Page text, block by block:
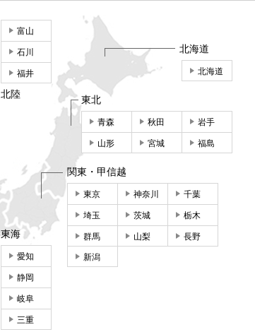
北海道
北海道
東北
青森 秋田 岩手
山形 宮城 福島
関東・甲信越
東京 神奈川 千葉
埼玉 茨城 栃木
群馬 山梨 長野
新潟
東海
愛知
静岡
岐阜
三重
富山
石川
福井
北陸